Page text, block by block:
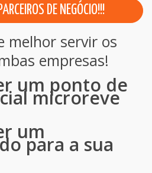
DE NEGÓCIO!!!
melhor servir os
empresas!
um ponto de
microreve
um
para a sua